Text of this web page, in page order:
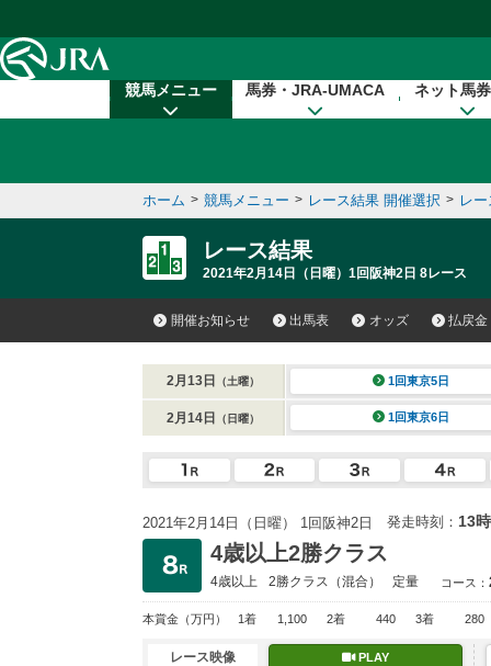
競馬メニュー 馬券・JRA-UMACA ネット馬
ホーム > 競馬メニュー > レース結果 開催選択 > レ
レース結果
2021年2月14日（日曜）1回阪神2日 8レース
開催お知らせ 出馬表 オッズ 払戻金
2月13日 （土曜） 1回東京5日
2月14日 （日曜） 1回東京6日
2021年2月14日（日曜） 1回阪神2日 発走時刻： 13
4歳以上2勝クラス
4歳以上 2勝クラス （混合） 定量 コース：
本賞金 （万円） 1着 1,100 2着 440 3着 280
レース映像 PLAY